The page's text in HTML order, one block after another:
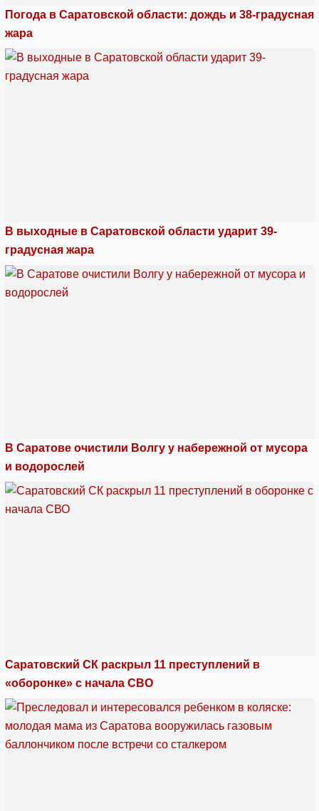
Погода в Саратовской области: дождь и 38-градусная
жара
В выходные в Саратовской области ударит 39-
градусная жара
В Саратове очистили Волгу у набережной от мусора
и водорослей
Саратовский СК раскрыл 11 преступлений в
«оборонке» с начала СВО